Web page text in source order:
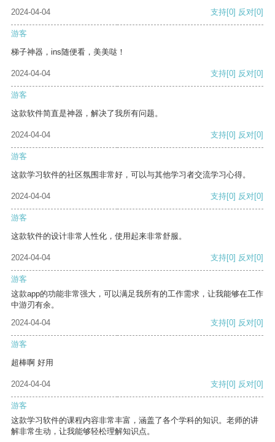
2024-04-04 支持[0] 反对[0]
游客
梯子神器，ins随便看，美美哒！
2024-04-04 支持[0] 反对[0]
游客
这款软件简直是神器，解决了我所有问题。
2024-04-04 支持[0] 反对[0]
游客
这款学习软件的社区氛围非常好，可以与其他学习者交流学习心得。
2024-04-04 支持[0] 反对[0]
游客
这款软件的设计非常人性化，使用起来非常舒服。
2024-04-04 支持[0] 反对[0]
游客
这款app的功能非常强大，可以满足我所有的工作需求，让我能够在工作
中游刃有余。
2024-04-04
支持[0] 反对[0]
游客
超棒啊 好用
2024-04-04 支持[0] 反对[0]
游客
这款学习软件的课程内容非常丰富，涵盖了各个学科的知识。老师的讲
解非常生动，让我能够轻松理解知识点。